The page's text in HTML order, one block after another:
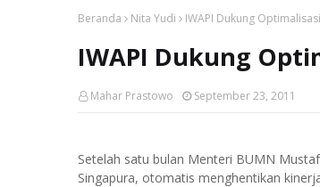
Beranda Nita Yudi IWAPI Dukung
IWAPI Dukung
Mahar Prastowo September 23, 2011
Setelah satu bulan Menteri BUMN
Singapura, otomatis menghentikan